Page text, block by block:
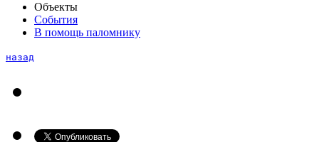
Объекты
События
В помощь паломнику
назад